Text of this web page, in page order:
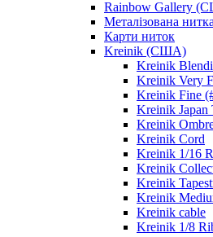
Rainbow Gallery
Металізована
Карти ниток
Kreinik (США)
Kreinik
Kreinik Very
Kreinik Fine
Kreinik Japan
Kreinik
Kreinik Cord
Kreinik 1/16
Kreinik
Kreinik
Kreinik
Kreinik cable
Kreinik 1/8